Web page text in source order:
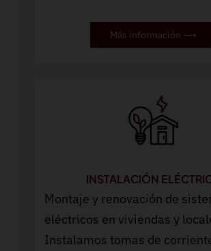
Más información ⟶
INSTALACIÓN
Montaje y renovación de
eléctricos en viviendas y
Instalamos tomas de